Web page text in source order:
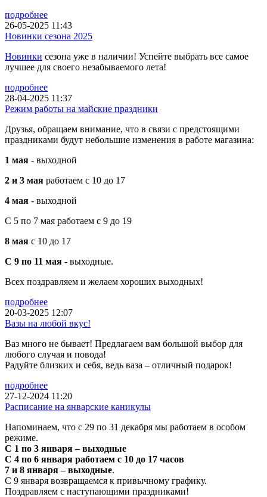
подробнее
26-05-2025 11:43
Новинки сезона 2025
Новинки сезона уже в наличии! Успейте выбрать все самое
лучшее для своего незабываемого лета!
подробнее
28-04-2025 11:37
Режим работы на майские праздники
Друзья, обращаем внимание, что в связи с предстоящими
праздниками будут небольшие изменения в работе магазина:
1 мая - выходной
2 и 3 мая работаем с 10 до 17
4 мая - выходной
С 5 по 7 мая работаем с 9 до 19
8 мая с 10 до 17
С 9 по 11 мая - выходные.
Всех поздравляем и желаем хороших выходных!
подробнее
20-03-2025 12:07
Вазы на любой вкус!
Ваз много не бывает! Предлагаем вам большой выбор для
любого случая и повода!
Радуйте близких и себя, ведь ваза – отличный подарок!
подробнее
27-12-2024 11:20
Расписание на январские каникулы
Напоминаем, что с 29 по 31 декабря мы работаем в особом
режиме.
С 1 по 3 января – выходные
С 4 по 6 января работаем с 10 до 17 часов
7 и 8 января – выходные.
С 9 января возвращаемся к привычному графику.
Поздравляем с наступающими праздниками!